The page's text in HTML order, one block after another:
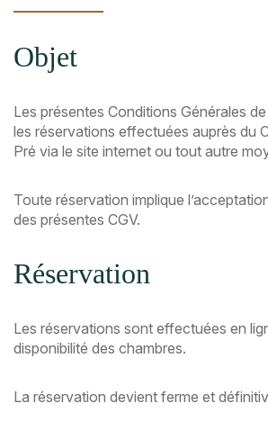
Objet
Les présentes Conditions Générales
les réservations effectuées auprès du
Pré via le site internet ou tout autre
Toute réservation implique
des présentes CGV.
Réservation
Les réservations sont effectuées en
disponibilité des chambres.
La réservation devient ferme et